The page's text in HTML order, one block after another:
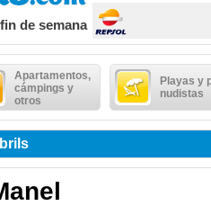
de semana
Apartamentos,
cámpings y
otros
Playas y
nudistas